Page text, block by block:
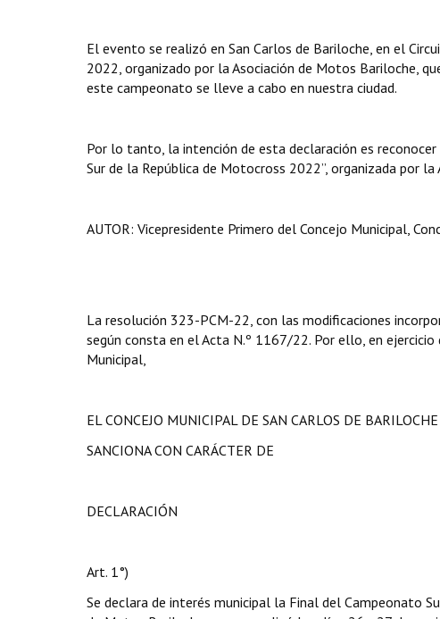
El evento se realizó en San Carlos de Bariloche, en el
2022, organizado por la Asociación de Motos Bariloche,
este campeonato se lleve a cabo en nuestra ciudad.
Por lo tanto, la intención de esta declaración es
Sur de la República de Motocross 2022”, organizada por
AUTOR: Vicepresidente Primero del Concejo Municipal,
La resolución 323-PCM-22, con las modificaciones
según consta en el Acta N.º 1167/22. Por ello, en
Municipal,
EL CONCEJO MUNICIPAL DE SAN CARLOS DE BARILOCHE
SANCIONA CON CARÁCTER DE
DECLARACIÓN
Art. 1°)
Se declara de interés municipal la Final del Campeonato